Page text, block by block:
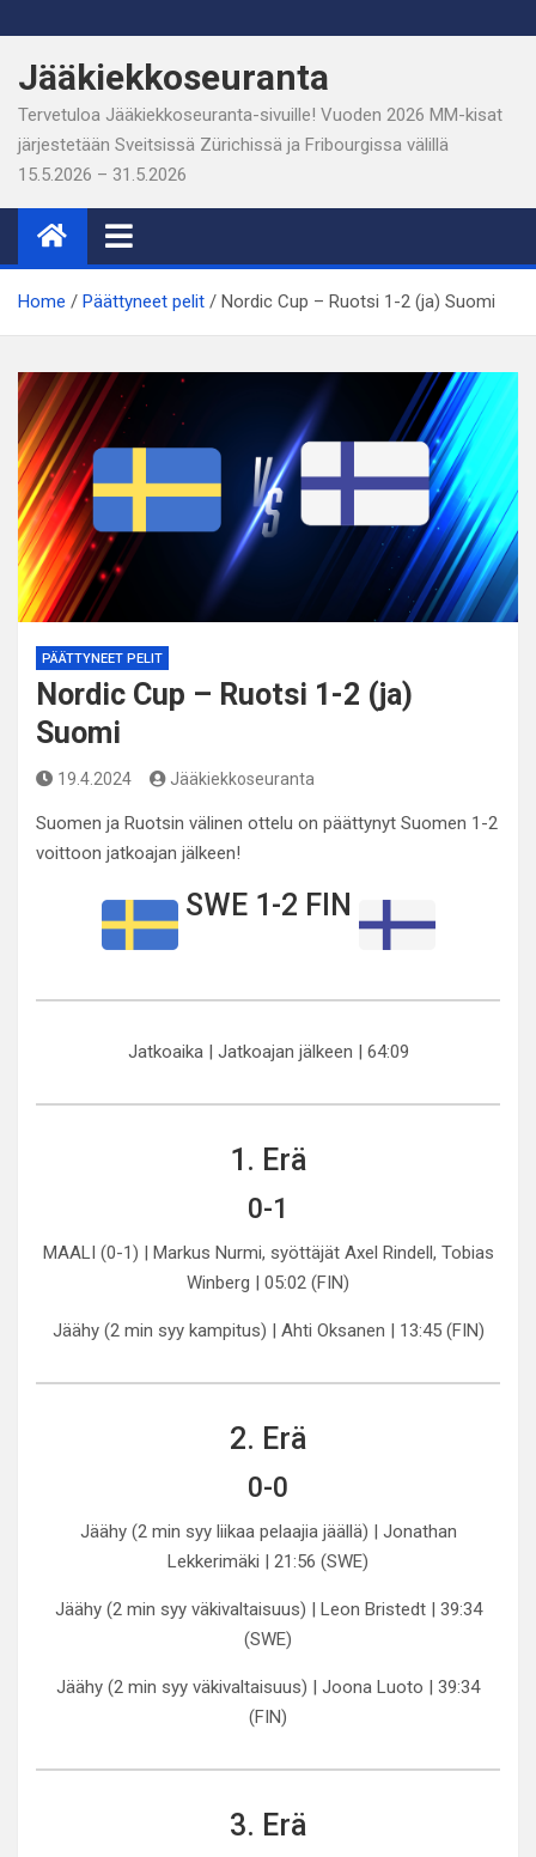
to
content
Jääkiekkoseuranta
Tervetuloa Jääkiekkoseuranta-sivuille! Vuoden 2026 MM-kisat
järjestetään Sveitsissä Zürichissä ja Fribourgissa välillä
15.5.2026 – 31.5.2026
Home Päättyneet pelit Nordic Cup – Ruotsi 1-2 (ja) Suomi
PÄÄTTYNEET PELIT
Nordic Cup – Ruotsi 1-2 (ja)
Suomi
19.4.2024 Jääkiekkoseuranta
Suomen ja Ruotsin välinen ottelu on päättynyt Suomen 1-2
voittoon jatkoajan jälkeen!
SWE 1-2 FIN
Jatkoaika | Jatkoajan jälkeen | 64:09
1. Erä
0-1
MAALI (0-1) | Markus Nurmi, syöttäjät Axel Rindell, Tobias
Winberg | 05:02 (FIN)
Jäähy (2 min syy kampitus) | Ahti Oksanen | 13:45 (FIN)
2. Erä
0-0
Jäähy (2 min syy liikaa pelaajia jäällä) | Jonathan
Lekkerimäki | 21:56 (SWE)
Jäähy (2 min syy väkivaltaisuus) | Leon Bristedt | 39:34
(SWE)
Jäähy (2 min syy väkivaltaisuus) | Joona Luoto | 39:34
(FIN)
3. Erä